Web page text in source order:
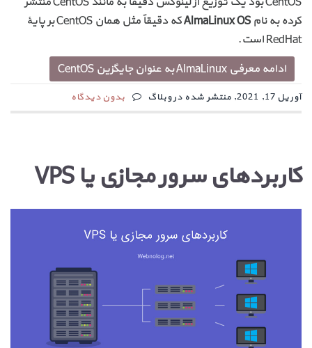
کرده به نام AlmaLinux OS
که دقیقاً مثل همان CentOS بر پایهٔ
RedHat است.
ادامه معرفی AlmaLinux به عنوان جایگزین CentOS
آوریل 17, 2021, منتشر شده در وبلاگ بدون دیدگاه
کاربردهای سرور مجازی یا VPS